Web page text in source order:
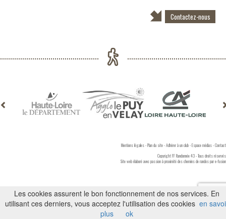
Contactez-nous
Mentions légales-Plan du site-Adhérer à un club-Espace médias-Contact
Copyright FF Randonnée 43 - Tous droits réservés
Site web élaboré avec passion à proximité des chemins de randos pare-fusion
Les cookies assurent le bon fonctionnement de nos services. En
utilisant ces derniers, vous acceptez l'utilisation des cookies en
plus
ok